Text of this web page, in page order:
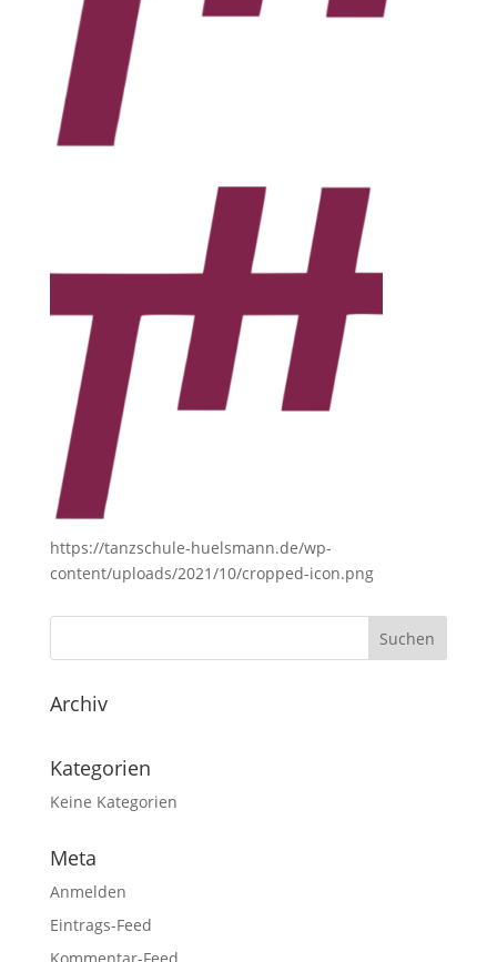
https://tanzschule-huelsmann.de/wp-
content/uploads/2021/10/cropped-icon.png
Archiv
Kategorien
Keine Kategorien
Meta
Anmelden
Eintrags-Feed